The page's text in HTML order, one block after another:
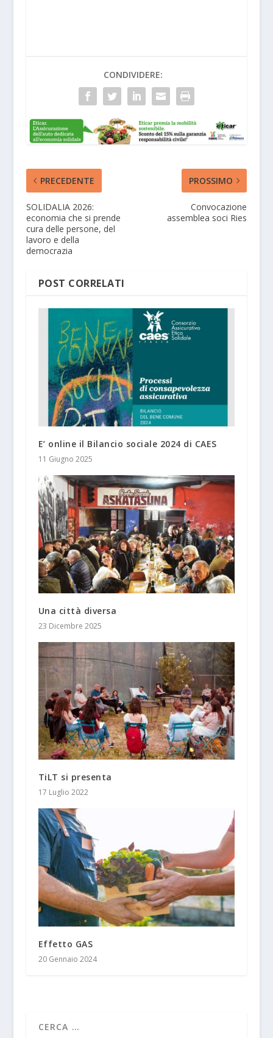
CONDIVIDERE:
PRECEDENTE
SOLIDALIA 2026:
economia che si prende
cura delle persone, del
lavoro e della
democrazia
PROSSIMO
Convocazione
assemblea soci Ries
POST CORRELATI
E’ online il Bilancio sociale 2024 di CAES
11 Giugno 2025
Una città diversa
23 Dicembre 2025
TiLT si presenta
17 Luglio 2022
Effetto GAS
20 Gennaio 2024